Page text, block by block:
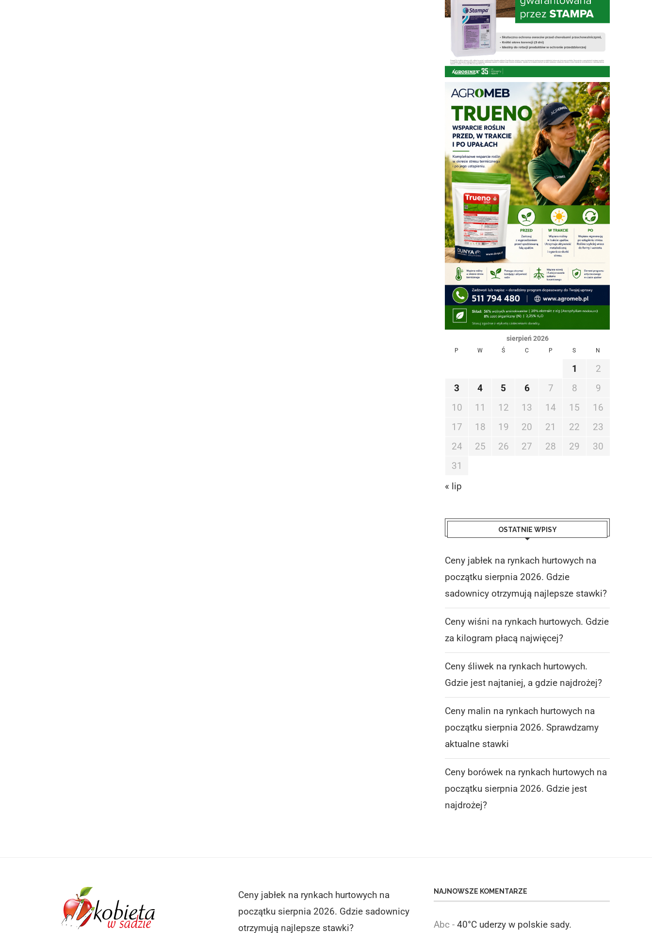
sierpień 2026
P W Ś C P S N
1
2
3
4 5 6 7 8
9
10
11 12 13 14 15
16
17
18 19 20 21 22
23
24
25 26 27 28 29
30
31
« lip
OSTATNIE WPISY
Ceny jabłek na rynkach hurtowych na
początku sierpnia 2026. Gdzie
sadownicy otrzymują najlepsze stawki?
Ceny wiśni na rynkach hurtowych. Gdzie
za kilogram płacą najwięcej?
Ceny śliwek na rynkach hurtowych.
Gdzie jest najtaniej, a gdzie najdrożej?
Ceny malin na rynkach hurtowych na
początku sierpnia 2026. Sprawdzamy
aktualne stawki
Ceny borówek na rynkach hurtowych na
początku sierpnia 2026. Gdzie jest
najdrożej?
Ceny jabłek na rynkach hurtowych na
początku sierpnia 2026. Gdzie sadownicy
otrzymują najlepsze stawki?
NAJNOWSZE KOMENTARZE
Abc -40°C uderzy w polskie sady.